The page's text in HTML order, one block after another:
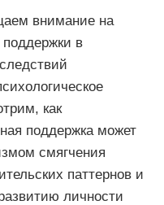
внимание на
в
как
поддержка может
смягчения
паттернов и
личности